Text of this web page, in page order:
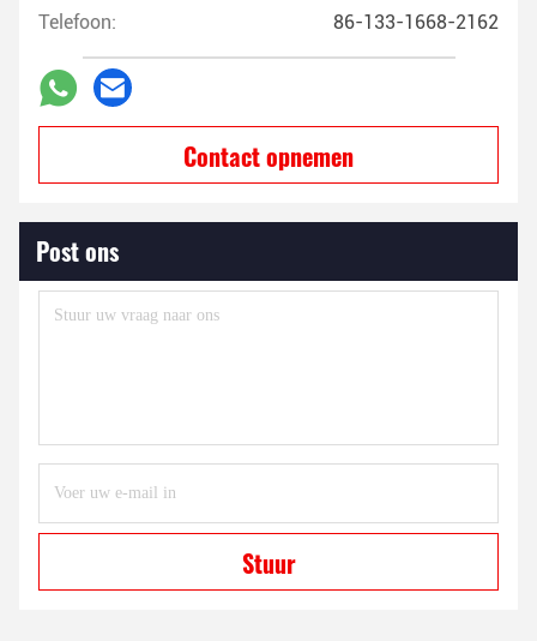
Telefoon: 86-133-1668-2162
Contact opnemen
Post ons
Stuur